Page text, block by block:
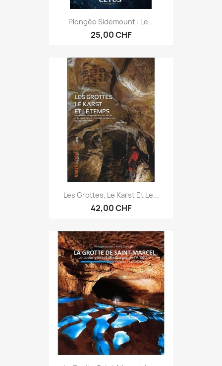
Plongée Sidemount : Le...
25,00 CHF
Les Grottes, Le Karst Et Le...
42,00 CHF